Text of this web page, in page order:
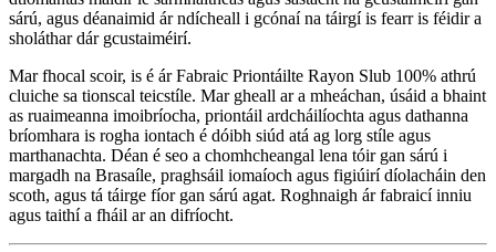
sárú, agus déanaimid ár ndícheall i gcónaí na táirgí is fearr is féidir a
sholáthar dár gcustaiméirí.
Mar fhocal scoir, is é ár Fabraic Priontáilte Rayon Slub 100% athrú
cluiche sa tionscal teicstíle. Mar gheall ar a mheáchan, úsáid a bhaint
as ruaimeanna imoibríocha, priontáil ardcháilíochta agus dathanna
bríomhara is rogha iontach é dóibh siúd atá ag lorg stíle agus
marthanachta. Déan é seo a chomhcheangal lena tóir gan sárú i
margadh na Brasaíle, praghsáil iomaíoch agus figiúirí díolacháin den
scoth, agus tá táirge fíor gan sárú agat. Roghnaigh ár fabraicí inniu
agus taithí a fháil ar an difríocht.